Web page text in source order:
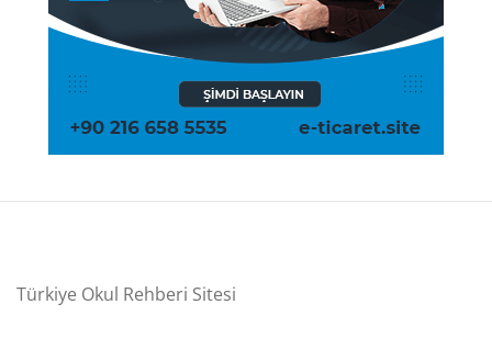
Türkiye Okul Rehberi Sitesi